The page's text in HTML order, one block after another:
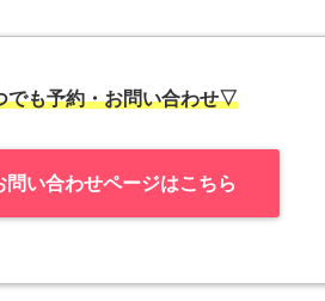
も予約・お問い合わせ▽
問い合わせページはこちら